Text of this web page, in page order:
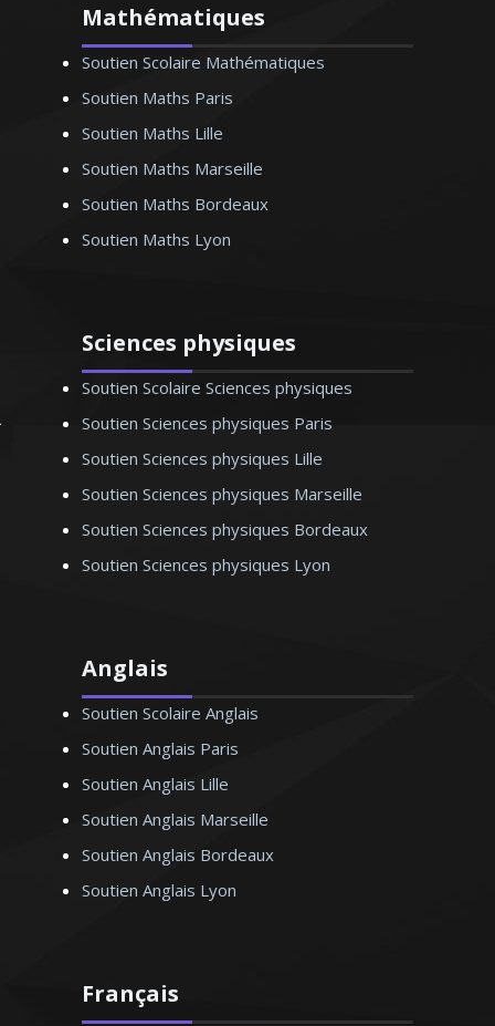
sein de l’éducation nationale depuis
1998. Je donne des cours particuliers
de mathématiques aussi bien pour les
classes du lycée (de la première à la
supérieur (BTS, DUT et licence). Rendre
les mathématiques accessibles et
passionnantes est mon ambition
Monsieur O. Thomas – Professeur
de mathématiques - Marseille
Mathématiques
Soutien Scolaire Mathématiques
Soutien Maths Paris
Soutien Maths Lille
Soutien Maths Marseille
Soutien Maths Bordeaux
Soutien Maths Lyon
Sciences physiques
Soutien Scolaire Sciences physiques
Soutien Sciences physiques Paris
Soutien Sciences physiques Lille
Soutien Sciences physiques Marseille
Soutien Sciences physiques Bordeaux
Soutien Sciences physiques Lyon
Anglais
Soutien Scolaire Anglais
Soutien Anglais Paris
Soutien Anglais Lille
Soutien Anglais Marseille
Soutien Anglais Bordeaux
Soutien Anglais Lyon
Français